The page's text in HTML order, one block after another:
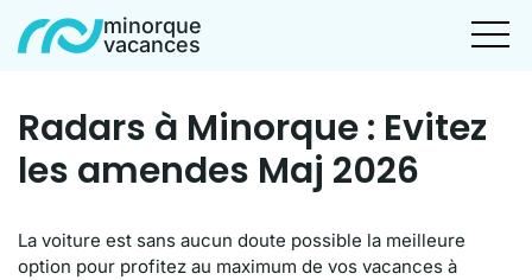
minorque
vacances
Radars à Minorque : Evitez
les amendes Maj 2026
La voiture est sans aucun doute possible la meilleure
option pour profitez au maximum de vos vacances à